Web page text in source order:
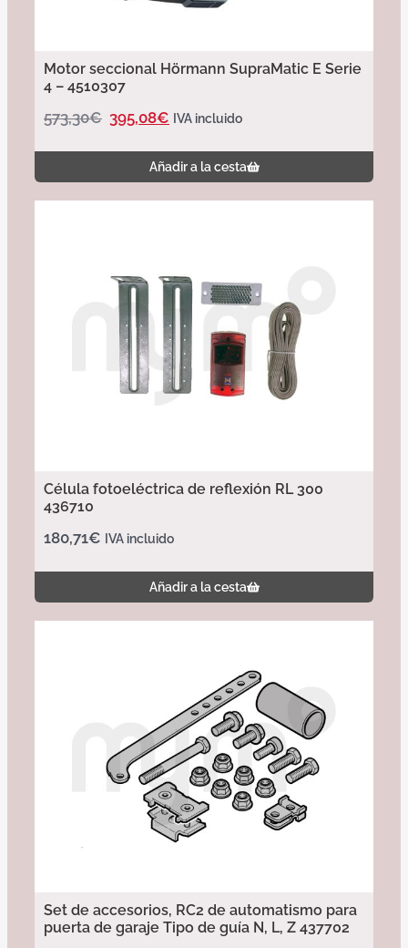
Motor seccional Hörmann SupraMatic E Serie
4 – 4510307
573,30€ 395,08€ IVA incluido
Añadir a la cesta
Célula fotoeléctrica de reflexión RL 300
436710
180,71€ IVA incluido
Añadir a la cesta
Set de accesorios, RC2 de automatismo para
puerta de garaje Tipo de guía N, L, Z 437702